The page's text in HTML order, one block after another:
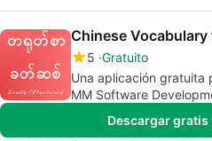
Chinese
5 Gratuito
Una aplicación gratuita
MM Software
Descargar